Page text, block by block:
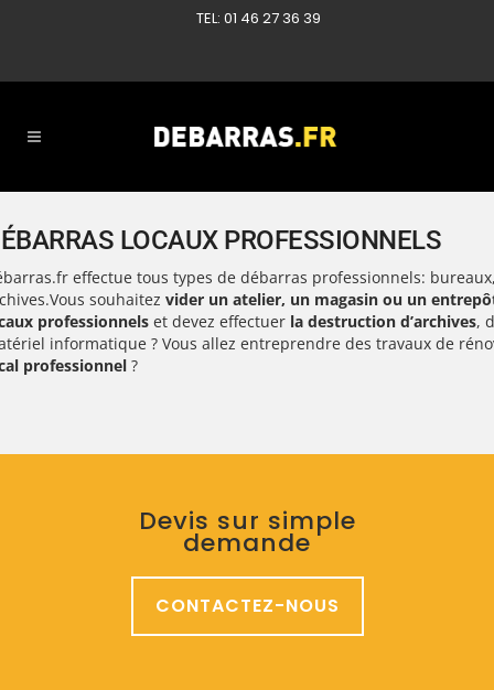
TEL: 01 46 27 36 39
LOCAUX PROFESSIONNELS
effectue tous types de débarras professionnels:
Vous souhaitez vider un atelier, un magasin ou un
professionnels et devez effectuer la destruction d’archives,
informatique ? Vous allez entreprendre des travaux de
professionnel ?
Devis sur simple
demande
CONTACTEZ-NOUS